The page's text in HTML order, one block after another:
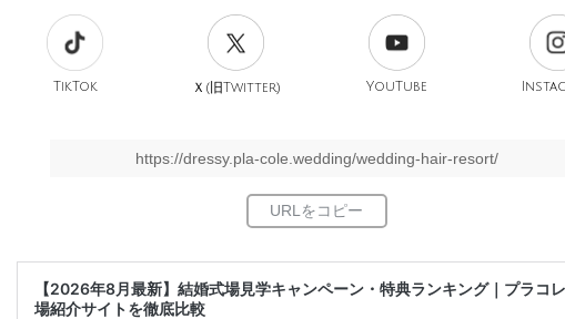
TikTok Ｘ(旧Twitter) YouTube
https://dressy.pla-cole.wedding/wedding-hair-resort/
【2026年8月最新】結婚式場見学キャンペーン・特典ランキング｜プラコ
場紹介サイトを徹底比較